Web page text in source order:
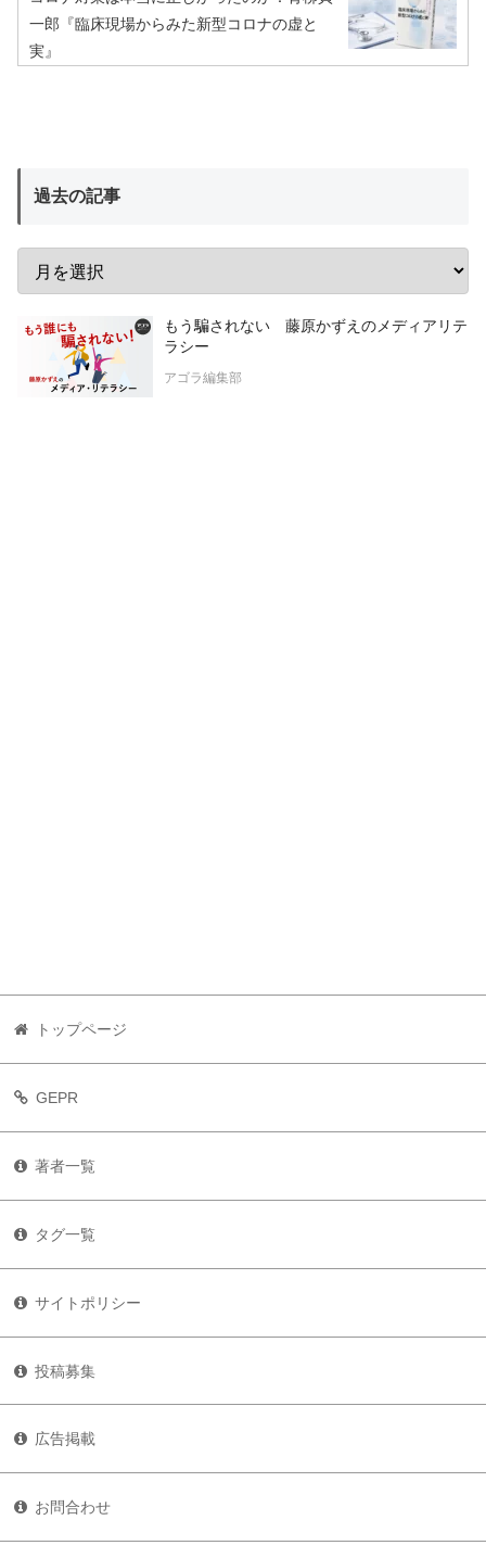
一郎『臨床現場からみた新型コロナの虚と
実』
過去の記事
もう騙されない 藤原かずえのメディアリテ
ラシー
アゴラ編集部
トップページ
GEPR
著者一覧
タグ一覧
サイトポリシー
投稿募集
広告掲載
お問合わせ